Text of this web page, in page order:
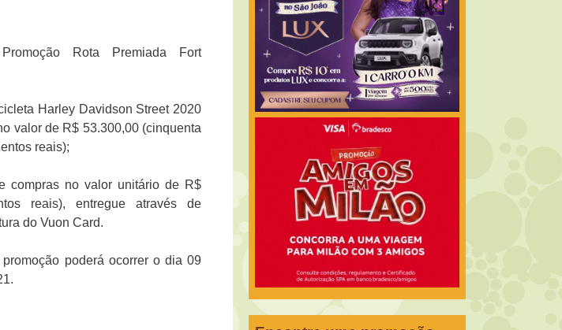
Rota Premiada Fort
Harley Davidson Street 2020
valor de R$ 53.300,00 (cinquenta
reais);
compras no valor unitário de R$
reais), entregue através de
do Vuon Card.
poderá ocorrer o dia 09